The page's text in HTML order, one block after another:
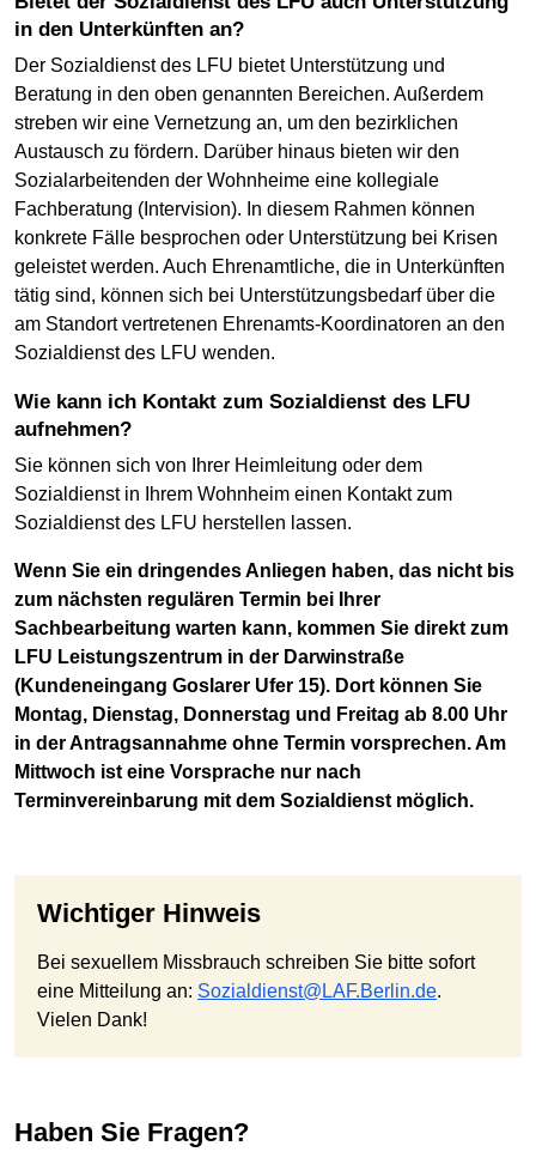
in den Unterkünften an?
Der Sozialdienst des LFU bietet Unterstützung und
Beratung in den oben genannten Bereichen. Außerdem
streben wir eine Vernetzung an, um den bezirklichen
Austausch zu fördern. Darüber hinaus bieten wir den
Sozialarbeitenden der Wohnheime eine kollegiale
Fachberatung (Intervision). In diesem Rahmen können
konkrete Fälle besprochen oder Unterstützung bei Krisen
geleistet werden. Auch Ehrenamtliche, die in Unterkünften
tätig sind, können sich bei Unterstützungsbedarf über die
am Standort vertretenen Ehrenamts-Koordinatoren an den
Sozialdienst des LFU wenden.
Wie kann ich Kontakt zum Sozialdienst des LFU
aufnehmen?
Sie können sich von Ihrer Heimleitung oder dem
Sozialdienst in Ihrem Wohnheim einen Kontakt zum
Sozialdienst des LFU herstellen lassen.
Wenn Sie ein dringendes Anliegen haben, das nicht bis
zum nächsten regulären Termin bei Ihrer
Sachbearbeitung warten kann, kommen Sie direkt zum
LFU Leistungszentrum in der Darwinstraße
(Kundeneingang Goslarer Ufer 15). Dort können Sie
Montag, Dienstag, Donnerstag und Freitag ab 8.00 Uhr
in der Antragsannahme ohne Termin vorsprechen. Am
Mittwoch ist eine Vorsprache nur nach
Terminvereinbarung mit dem Sozialdienst möglich.
Wichtiger Hinweis
Bei sexuellem Missbrauch schreiben Sie bitte sofort
eine Mitteilung an: Sozialdienst@LAF.Berlin.de.
Vielen Dank!
Haben Sie Fragen?